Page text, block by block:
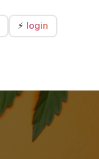
⚡ login